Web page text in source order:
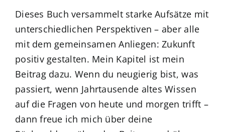
Dieses Buch versammelt starke Aufsätze mit
unterschiedlichen Perspektiven – aber alle
mit dem gemeinsamen Anliegen: Zukunft
positiv gestalten. Mein Kapitel ist mein
Beitrag dazu. Wenn du neugierig bist, was
passiert, wenn Jahrtausende altes Wissen
auf die Fragen von heute und morgen trifft –
dann freue ich mich über deine